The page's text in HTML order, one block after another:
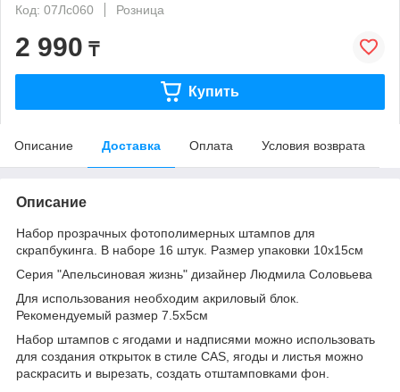
Код: 07Лс060
Розница
2 990 ₸
Купить
Описание Доставка Оплата Условия возврата
Описание
Набор прозрачных фотополимерных штампов для
скрапбукинга. В наборе 16 штук. Размер упаковки 10х15см
Серия "Апельсиновая жизнь" дизайнер Людмила Соловьева
Для использования необходим акриловый блок.
Рекомендуемый размер 7.5х5см
Набор штампов с ягодами и надписями можно использовать
для создания открыток в стиле CAS, ягоды и листья можно
раскрасить и вырезать, создать отштамповками фон.